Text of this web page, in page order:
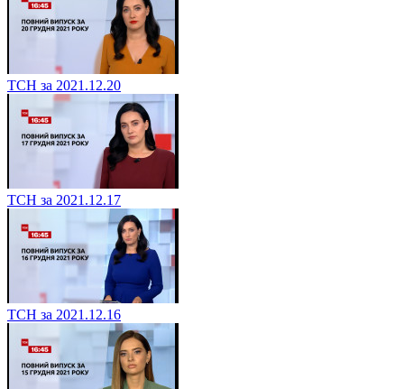
ТСН за 2021.12.20
ТСН за 2021.12.17
ТСН за 2021.12.16